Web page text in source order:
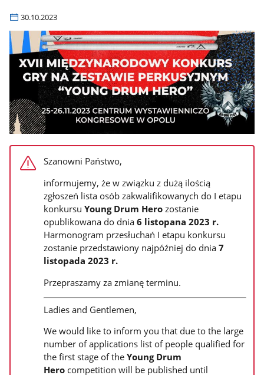
30.10.2023
Szanowni Państwo,
informujemy, że w związku z dużą ilością
zgłoszeń lista osób zakwalifikowanych do I etapu
konkursuYoung Drum Hero zostanie
opublikowana do dnia6 listopana 2023 r.
Harmonogram przesłuchań I etapu konkursu
zostanie przedstawiony najpóźniej do dnia7
listopada 2023 r.
Przepraszamy za zmianę terminu.
Ladies and Gentlemen,
We would like to inform you that due to the large
number of applications list of people qualified for
the first stage of theYoung Drum
Hero competition will be published until